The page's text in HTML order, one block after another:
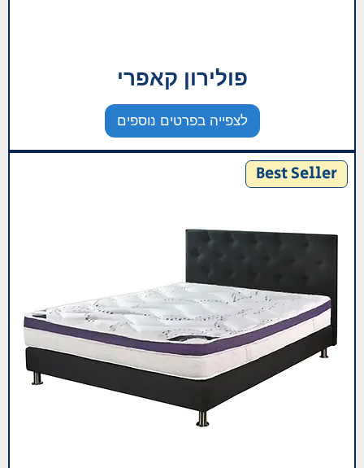
פולירון קאפרי
לצפייה בפרטים נוספים
Best Seller